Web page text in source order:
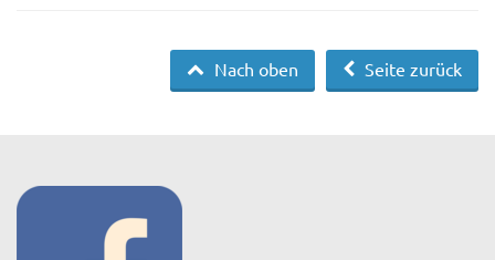
Seite zurück
Nach oben